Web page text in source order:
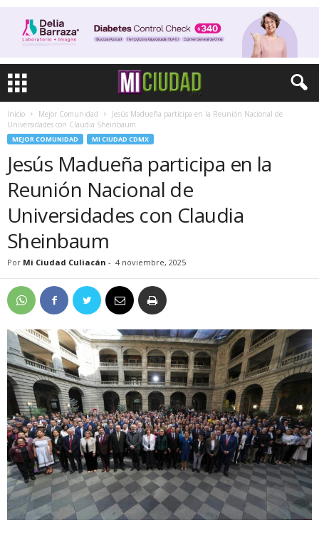
Inicio Mejor Comunidad
Jesús Madueña participa en la Reunión Nacional de
Universidades con Claudia Sheinbaum
MEJOR COMUNIDAD MI CIUDAD CDMX
Jesús Madueña participa en la
Reunión Nacional de
Universidades con Claudia
Sheinbaum
Por Mi Ciudad Culiacán - 4 noviembre, 2025